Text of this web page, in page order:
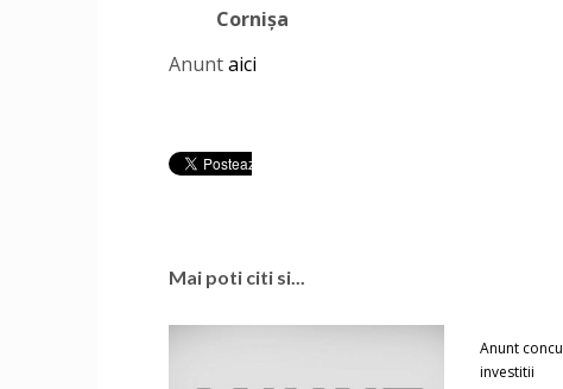
Cornișa
Anuntaici
Mai poti citi si...
Anunt
investitii